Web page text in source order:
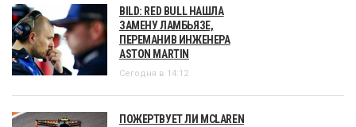
BILD: RED BULL НАШЛА
ЗАМЕНУ ЛАМБЬЯЗЕ,
ПЕРЕМАНИВ ИНЖЕНЕРА
ASTON MARTIN
Сегодня в 14:12
ПОЖЕРТВУЕТ ЛИ MCLAREN